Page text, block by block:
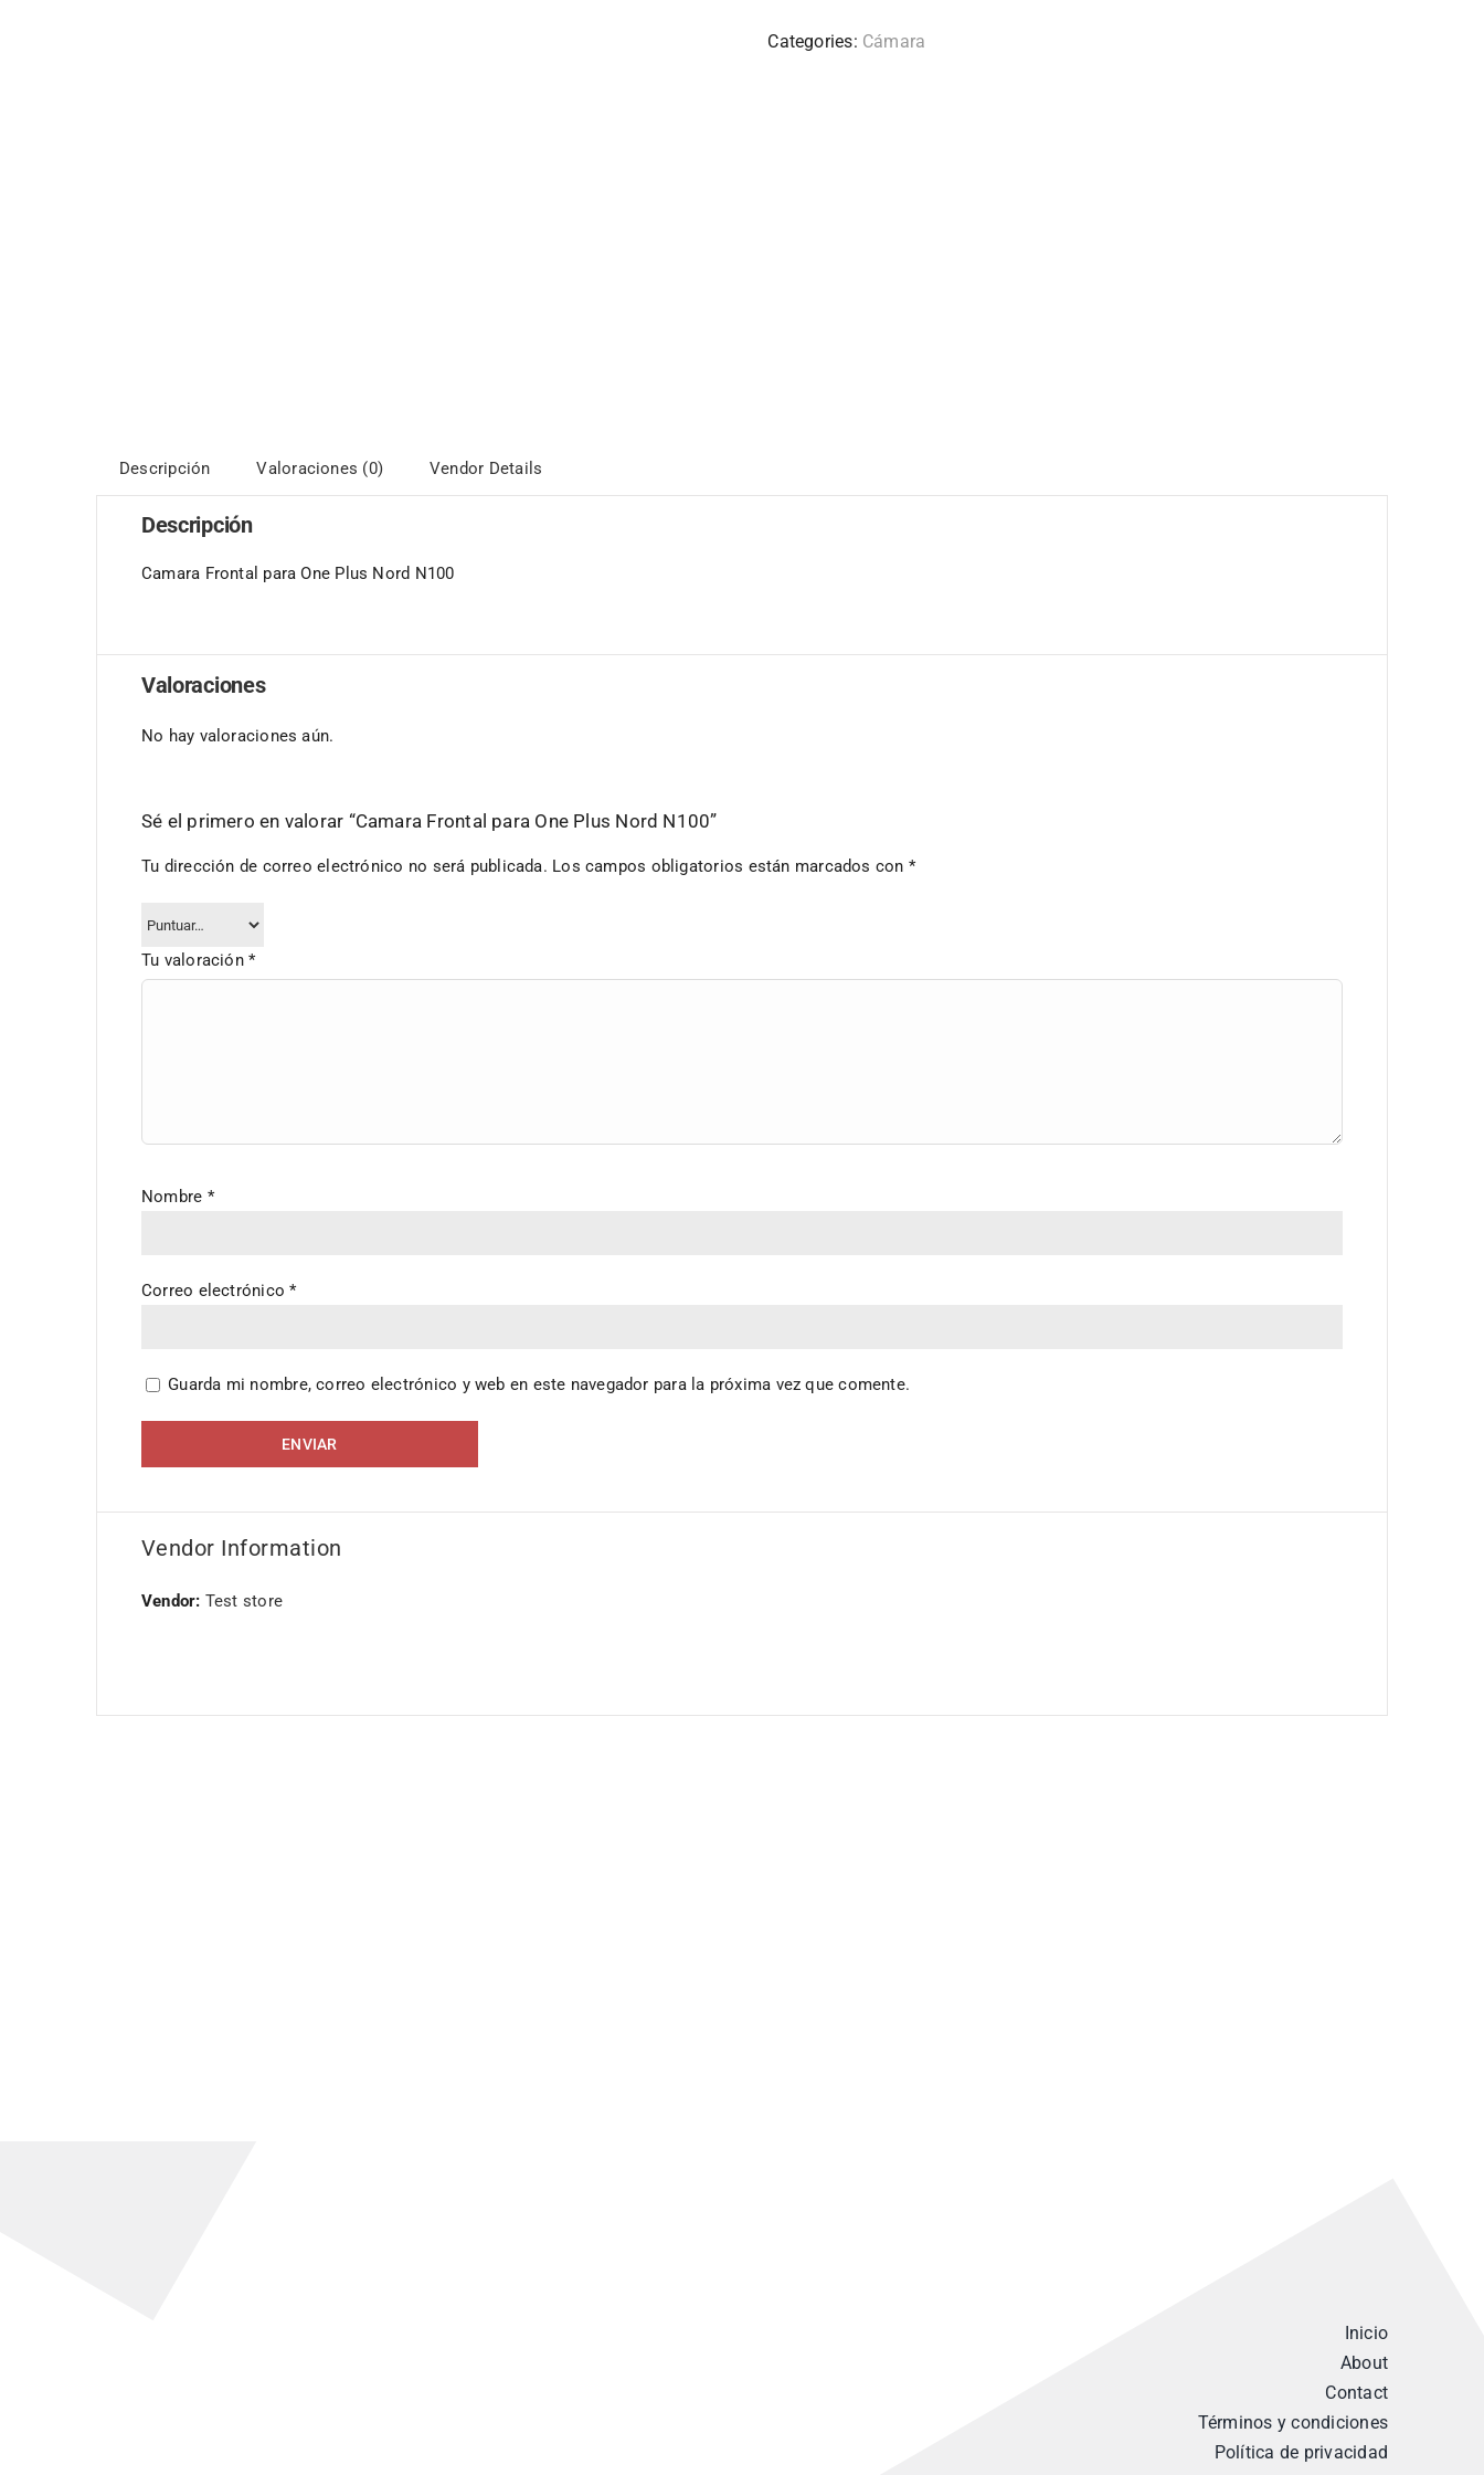
Categories: Cámara
Descripción Valoraciones (0) Vendor Details
Descripción
Camara Frontal para One Plus Nord N100
Valoraciones
No hay valoraciones aún.
Sé el primero en valorar “Camara Frontal para One Plus Nord N100”
Tu dirección de correo electrónico no será publicada. Los campos obligatorios están marcados con *
Tu valoración*
Nombre *
Correo electrónico*
Guarda mi nombre, correo electrónico y web en este navegador para la próxima vez que comente.
Vendor Information
Vendor: Test store
Inicio
About
Contact
Términos y condiciones
Política de privacidad